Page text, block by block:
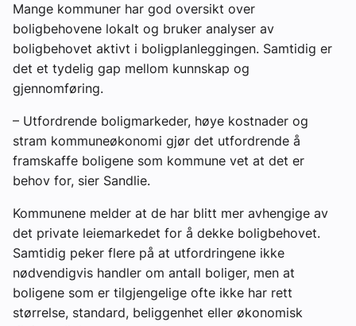
Mange kommuner har god oversikt over
boligbehovene lokalt og bruker analyser av
boligbehovet aktivt i boligplanleggingen. Samtidig er
det et tydelig gap mellom kunnskap og
gjennomføring.
– Utfordrende boligmarkeder, høye kostnader og
stram kommuneøkonomi gjør det utfordrende å
framskaffe boligene som kommune vet at det er
behov for, sier Sandlie.
Kommunene melder at de har blitt mer avhengige av
det private leiemarkedet for å dekke boligbehovet.
Samtidig peker flere på at utfordringene ikke
nødvendigvis handler om antall boliger, men at
boligene som er tilgjengelige ofte ikke har rett
størrelse, standard, beliggenhet eller økonomisk